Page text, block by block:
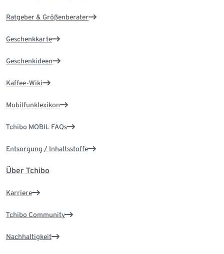
Ratgeber & Größenberater
Geschenkkarte
Geschenkideen
Kaffee-Wiki
Mobilfunklexikon
Tchibo MOBIL FAQs
Entsorgung / Inhaltsstoffe
Über Tchibo
Karriere
Tchibo Community
Nachhaltigkeit